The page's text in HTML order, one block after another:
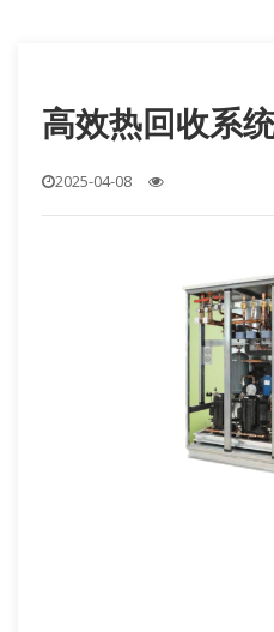
高效热回收系
2025-04-08